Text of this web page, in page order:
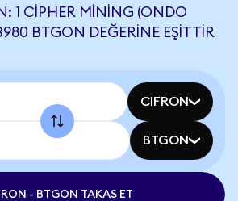
1 CIPHER MINING (ONDO
BTGON DEĞERINE EŞITTIR
CIFRON
BTGON
- BTGON TAKAS ET